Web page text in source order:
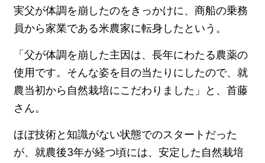
実父が体調を崩したのをきっかけに、商船の乗務
員から家業である米農家に転身したという。
「父が体調を崩した主因は、長年にわたる農薬の
使用です。そんな姿を目の当たりにしたので、就
農当初から自然栽培にこだわりました」と、首藤
さん。
ほぼ技術と知識がない状態でのスタートだった
が、就農後3年が経つ頃には、安定した自然栽培